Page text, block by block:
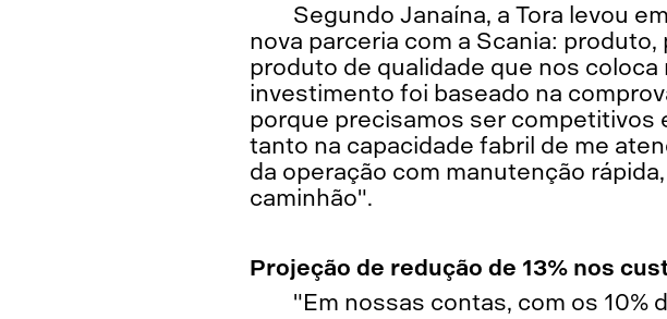
Segundo Janaína, a Tora levou
nova parceria com a Scania:
produto de qualidade que nos
investimento foi baseado na
porque precisamos ser competitivos
tanto na capacidade fabril de me
da operação com manutenção
caminhão".
Projeção de redução de 13% nos
"Em nossas contas, com os 10%